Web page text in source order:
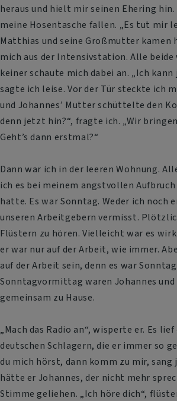
heraus und hielt mir seinen Ehering
meine Hosentasche fallen. „Es tut mir
Matthias und seine Großmutter kamen
mich aus der Intensivstation. Alle beide
keiner schaute mich dabei an. „Ich
sagte ich leise. Vor der Tür steckte ich
und Johannes’ Mutter schüttelte den
denn jetzt hin?“, fragte ich. „Wir
Geht’s dann erstmal?“
Dann war ich in der leeren Wohnung.
ich es bei meinem angstvollen
hatte. Es war Sonntag. Weder ich noch
unseren Arbeitgebern vermisst.
Flüstern zu hören. Vielleicht war es
er war nur auf der Arbeit, wie immer.
auf der Arbeit sein, denn es war
Sonntagvormittag waren Johannes
gemeinsam zu Hause.
„Mach das Radio an“, wisperte er. Es
deutschen Schlagern, die er immer so
du mich hörst, dann komm zu mir, sang
hätte er Johannes, der nicht mehr
Stimme geliehen. „Ich höre dich“,